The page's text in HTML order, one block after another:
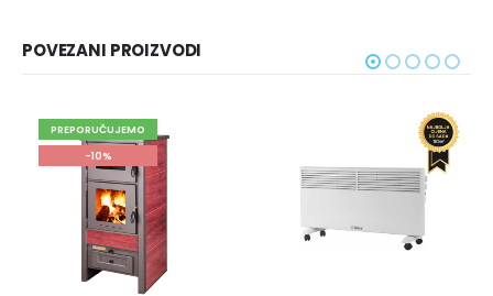
POVEZANI PROIZVODI
PREPORUČUJEMO
-10%